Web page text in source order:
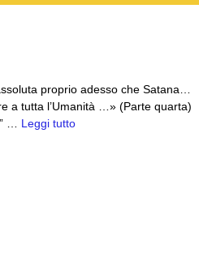
proprio adesso che Satana…
a tutta l’Umanità …» (Parte quarta)
… Leggi tutto